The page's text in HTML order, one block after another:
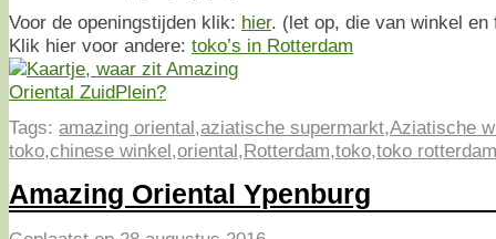
Voor de openingstijden klik: hier. (let op, die van winkel
Klik hier voor andere: toko’s in Rotterdam
Tags: amazing oriental,aziatische supermarkt,Aziatische
toko,chinese winkel,oriental,Rotterdam,toko,toko rotterdam
Amazing Oriental Ypenburg